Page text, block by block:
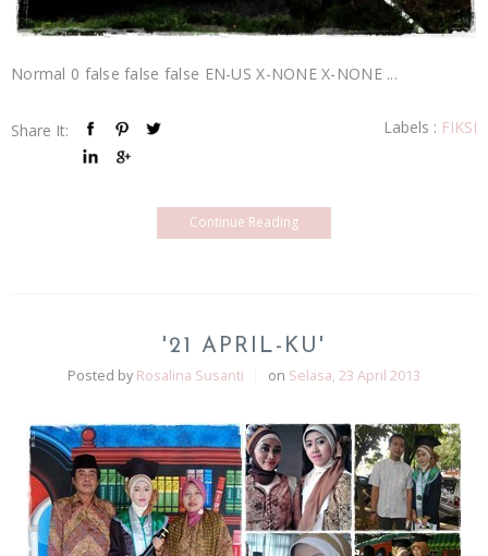
Normal 0 false false false EN-US X-NONE X-NONE ...
Share It: Labels : FIKSI
Continue Reading
'21 APRIL-KU'
Posted by Rosalina Susanti on Selasa, 23 April 2013